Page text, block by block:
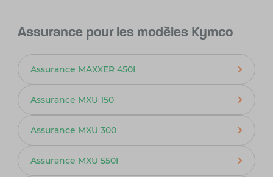
Assurance pour les modèles Kymco
Assurance MAXXER 450I
Assurance MXU 150
Assurance MXU 300
Assurance MXU 550I